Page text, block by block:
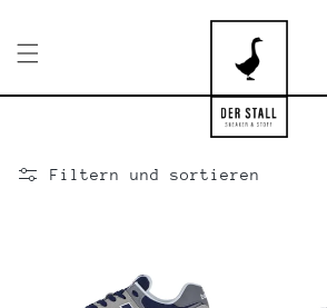
Inhalt
Filtern und sortieren